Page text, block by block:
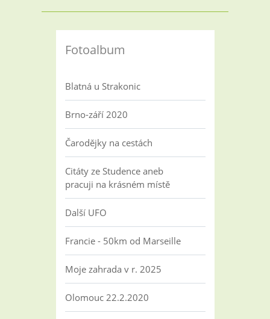
Fotoalbum
Blatná u Strakonic
Brno-září 2020
Čarodějky na cestách
Citáty ze Studence aneb
pracuji na krásném místě
Další UFO
Francie - 50km od Marseille
Moje zahrada v r. 2025
Olomouc 22.2.2020